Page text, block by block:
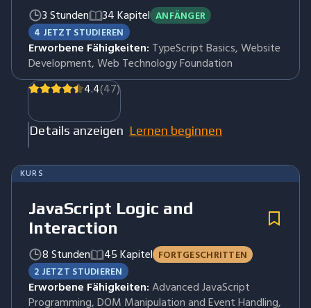
3 Stunden 34 Kapitel ANFÄNGER
4 JETZT STUDIEREN
Erworbene Fähigkeiten: TypeScript Basics, Website
Development, Web Technology Foundation
4.4(47)
Details anzeigen Lernen beginnen
KURS
JavaScript Logic and
Interaction
8 Stunden 45 Kapitel FORTGESCHRITTEN
2 JETZT STUDIEREN
Erworbene Fähigkeiten:Advanced JavaScript
Programming, DOM Manipulation and Event Handling,